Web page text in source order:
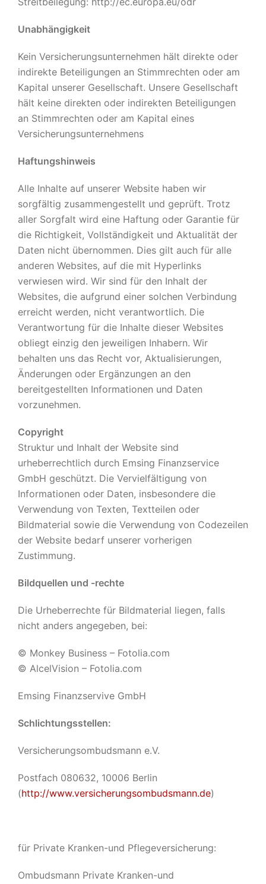
Unabhängigkeit
Kein Versicherungsunternehmen hält direkte oder
indirekte Beteiligungen an Stimmrechten oder am
Kapital unserer Gesellschaft. Unsere Gesellschaft
hält keine direkten oder indirekten Beteiligungen
an Stimmrechten oder am Kapital eines
Versicherungsunternehmens
Haftungshinweis
Alle Inhalte auf unserer Website haben wir
sorgfältig zusammengestellt und geprüft. Trotz
aller Sorgfalt wird eine Haftung oder Garantie für
die Richtigkeit, Vollständigkeit und Aktualität der
Daten nicht übernommen. Dies gilt auch für alle
anderen Websites, auf die mit Hyperlinks
verwiesen wird. Wir sind für den Inhalt der
Websites, die aufgrund einer solchen Verbindung
erreicht werden, nicht verantwortlich. Die
Verantwortung für die Inhalte dieser Websites
obliegt einzig den jeweiligen Inhabern. Wir
behalten uns das Recht vor, Aktualisierungen,
Änderungen oder Ergänzungen an den
bereitgestellten Informationen und Daten
vorzunehmen.
Copyright
Struktur und Inhalt der Website sind
urheberrechtlich durch Emsing Finanzservice
GmbH geschützt. Die Vervielfältigung von
Informationen oder Daten, insbesondere die
Verwendung von Texten, Textteilen oder
Bildmaterial sowie die Verwendung von Codezeilen
der Website bedarf unserer vorherigen
Zustimmung.
Bildquellen und -rechte
Die Urheberrechte für Bildmaterial liegen, falls
nicht anders angegeben, bei:
© Monkey Business – Fotolia.com
© AlcelVision – Fotolia.com
Emsing Finanzservive GmbH
Schlichtungsstellen:
Versicherungsombudsmann e.V.
Postfach 080632, 10006 Berlin
(http://www.versicherungsombudsmann.de)
für Private Kranken-und Pflegeversicherung:
Ombudsmann Private Kranken-und